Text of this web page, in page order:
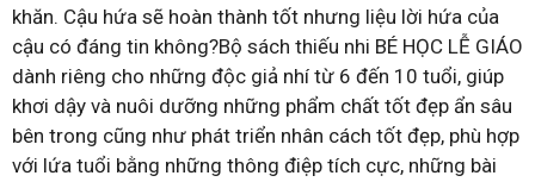
khăn. Cậu hứa sẽ hoàn thành tốt nhưng liệu lời hứa của
cậu có đáng tin không?Bộ sách thiếu nhi BÉ HỌC LỄ GIÁO
dành riêng cho những độc giả nhí từ 6 đến 10 tuổi, giúp
khơi dậy và nuôi dưỡng những phẩm chất tốt đẹp ẩn sâu
bên trong cũng như phát triển nhân cách tốt đẹp, phù hợp
với lứa tuổi bằng những thông điệp tích cực, những bài